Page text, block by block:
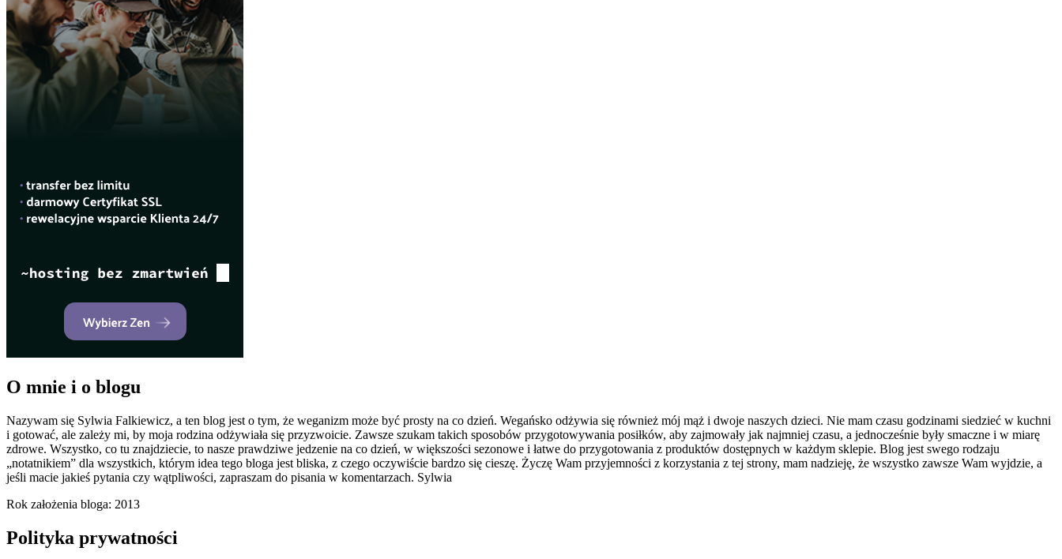
O mnie i o blogu
Nazywam się Sylwia Falkiewicz, a ten blog jest o tym, że weganizm może być prosty na co dzień. Wegańsko odżywia się również mój mąż i dwoje naszych dzieci. Nie mam czasu godzinami siedzieć w kuchni
i gotować, ale zależy mi, by moja rodzina odżywiała się przyzwoicie. Zawsze szukam takich sposobów przygotowywania posiłków, aby zajmowały jak najmniej czasu, a jednocześnie były smaczne i w miarę
zdrowe. Wszystko, co tu znajdziecie, to nasze prawdziwe jedzenie na co dzień, w większości sezonowe i łatwe do przygotowania z produktów dostępnych w każdym sklepie. Blog jest swego rodzaju
„notatnikiem” dla wszystkich, którym idea tego bloga jest bliska, z czego oczywiście bardzo się cieszę. Życzę Wam przyjemności z korzystania z tej strony, mam nadzieję, że wszystko zawsze Wam wyjdzie, a
jeśli macie jakieś pytania czy wątpliwości, zapraszam do pisania w komentarzach. Sylwia
Rok założenia bloga: 2013
Polityka prywatności